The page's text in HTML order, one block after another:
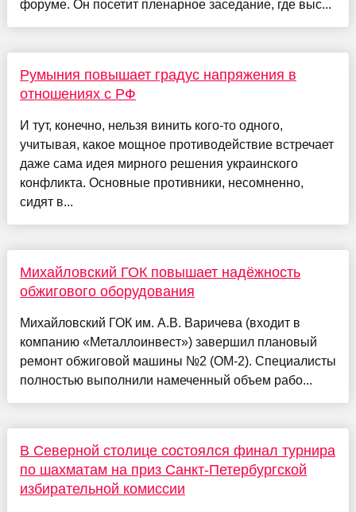
форуме. Он посетит пленарное заседание, где выс...
Румыния повышает градус напряжения в
отношениях с РФ
И тут, конечно, нельзя винить кого-то одного,
учитывая, какое мощное противодействие встречает
даже сама идея мирного решения украинского
конфликта. Основные противники, несомненно,
сидят в...
Михайловский ГОК повышает надёжность
обжигового оборудования
Михайловский ГОК им. А.В. Варичева (входит в
компанию «Металлоинвест») завершил плановый
ремонт обжиговой машины №2 (ОМ-2). Специалисты
полностью выполнили намеченный объем рабо...
В Северной столице состоялся финал турнира
по шахматам на приз Санкт-Петербургской
избирательной комиссии